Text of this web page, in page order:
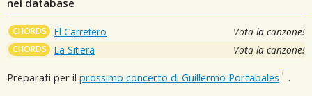
CHORDS El Carretero Vota la canzone!
CHORDS La Sitiera Vota la canzone!
Preparati per il prossimo concerto di Guillermo Portabales .